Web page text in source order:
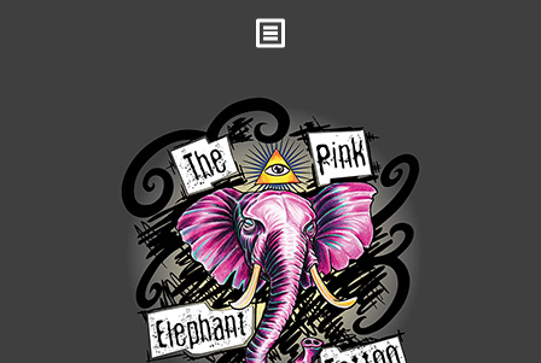
ÜBER MICH
WANNA DOS
MERCH
ANFRAGE
BERATUNGSTERMIN BUCHEN
KONTAKT